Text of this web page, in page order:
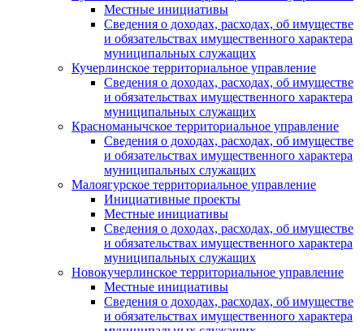
Местные инициативы
Сведения о доходах, расходах, об имуществе
и обязательствах имущественного характера
муниципальных служащих
Кучерлинское территориальное управление
Сведения о доходах, расходах, об имуществе
и обязательствах имущественного характера
муниципальных служащих
Красноманычское территориальное управление
Сведения о доходах, расходах, об имуществе
и обязательствах имущественного характера
муниципальных служащих
Малоягурское территориальное управление
Инициативные проекты
Местные инициативы
Сведения о доходах, расходах, об имуществе
и обязательствах имущественного характера
муниципальных служащих
Новокучерлинское территориальное управление
Местные инициативы
Сведения о доходах, расходах, об имуществе
и обязательствах имущественного характера